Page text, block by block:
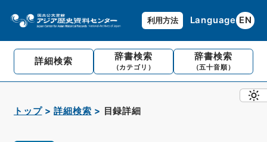
利用方法 Language EN
詳細検索 辞書検索
（カテゴリ）
辞書検索
（五十音順）
トップ 詳細検索 目録詳細